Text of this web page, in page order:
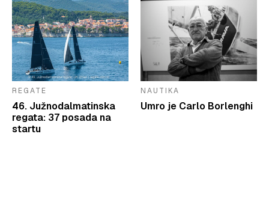
REGATE
46. Južnodalmatinska
regata: 37 posada na
startu
NAUTIKA
Umro je Carlo Borlenghi